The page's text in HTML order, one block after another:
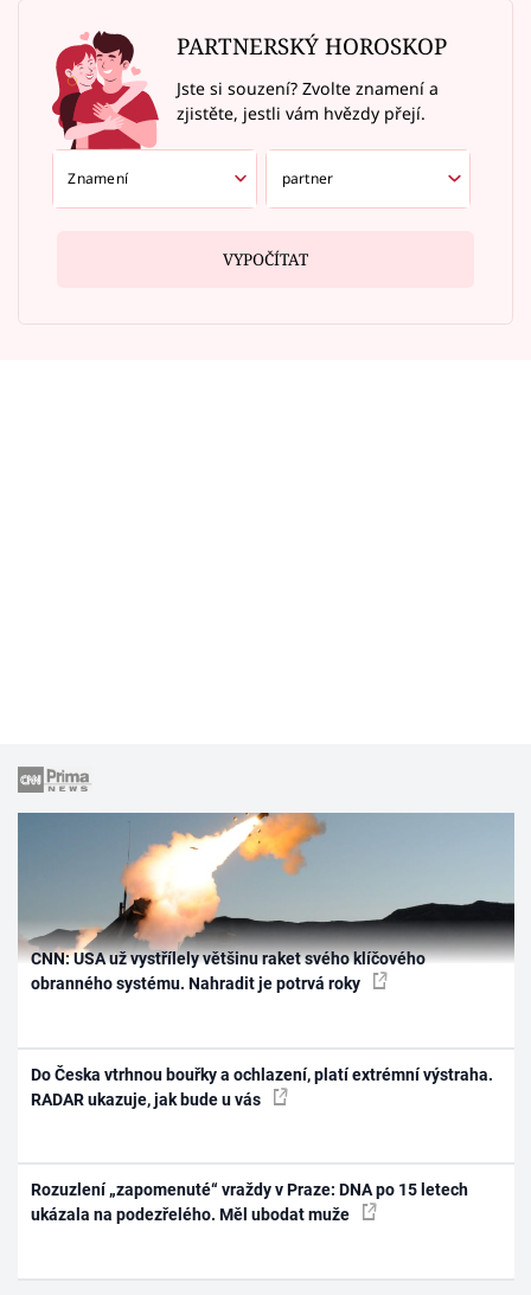
PARTNERSKÝ HOROSKOP
Jste si souzení? Zvolte znamení a
zjistěte, jestli vám hvězdy přejí.
VYPOČÍTAT
CNN: USA už vystřílely většinu raket svého klíčového
obranného systému. Nahradit je potrvá roky
Do Česka vtrhnou bouřky a ochlazení, platí extrémní výstraha.
RADAR ukazuje, jak bude u vás
Rozuzlení „zapomenuté“ vraždy v Praze: DNA po 15 letech
ukázala na podezřelého. Měl ubodat muže